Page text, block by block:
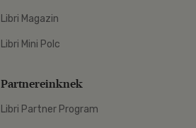
Libri Magazin
Libri Mini Polc
Partnereinknek
Libri Partner Program